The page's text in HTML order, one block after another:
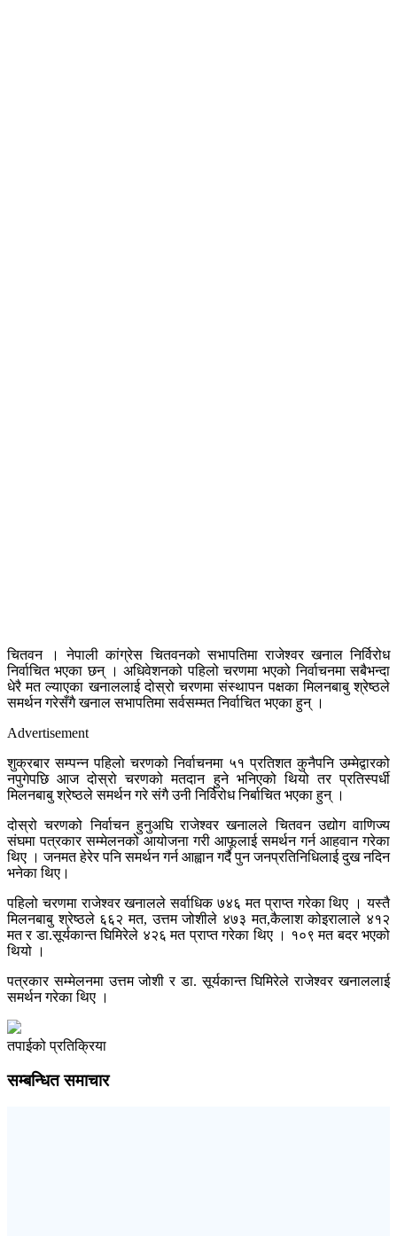
चितवन । नेपाली कांग्रेस चितवनको सभापतिमा राजेश्वर खनाल निर्विरोध
निर्वाचित भएका छन् । अधिवेशनको पहिलो चरणमा भएको निर्वाचनमा सबैभन्दा
धेरै मत ल्याएका खनाललाई दोस्रो चरणमा संस्थापन पक्षका मिलनबाबु श्रेष्ठले
समर्थन गरेसँगै खनाल सभापतिमा सर्वसम्मत निर्वाचित भएका हुन् ।
Advertisement
शुक्रबार सम्पन्न पहिलो चरणको निर्वाचनमा ५१ प्रतिशत कुनैपनि उम्मेद्वारको
नपुगेपछि आज दोस्रो चरणको मतदान हुने भनिएको थियो तर प्रतिस्पर्धी
मिलनबाबु श्रेष्ठले समर्थन गरे संगै उनी निर्विरोध निर्बाचित भएका हुन् ।
दोस्रो चरणको निर्वाचन हुनुअघि राजेश्वर खनालले चितवन उद्योग वाणिज्य
संघमा पत्रकार सम्मेलनको आयोजना गरी आफूलाई समर्थन गर्न आहवान गरेका
थिए । जनमत हेरेर पनि समर्थन गर्न आह्वान गर्दै पुन जनप्रतिनिधिलाई दुख नदिन
भनेका थिए।
पहिलो चरणमा राजेश्वर खनालले सर्वाधिक ७४६ मत प्राप्त गरेका थिए । यस्तै
मिलनबाबु श्रेष्ठले ६६२ मत, उत्तम जोशीले ४७३ मत,कैलाश कोइरालाले ४१२
मत र डा.सूर्यकान्त घिमिरेले ४२६ मत प्राप्त गरेका थिए । १०९ मत बदर भएको
थियो ।
पत्रकार सम्मेलनमा उत्तम जोशी र डा. सूर्यकान्त घिमिरेले राजेश्वर खनाललाई
समर्थन गरेका थिए ।
तपाईको प्रतिक्रिया
सम्बन्धित समाचार